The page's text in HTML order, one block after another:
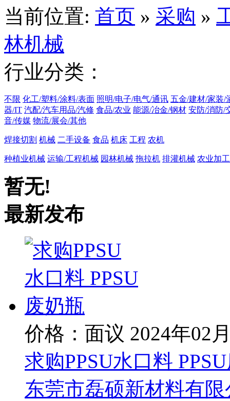
当前位置: 首页 » 采购 »
林机械
行业分类：
不限 化工/塑料/涂料/表面 照明/电子/电气/通讯 五金/建材/家装/
器/IT 汽配/汽车用品/汽修 食品/农业 能源/冶金/钢材 安防/消防/
音/传媒 物流/展会/其他
焊接切割 机械 二手设备 食品 机床 工程 农机
种植业机械 运输/工程机械 园林机械 拖拉机 排灌机械 农业加
暂无!
最新发布
价格：面议 2024年02
求购PPSU水口料
东莞市磊硕新材料有限